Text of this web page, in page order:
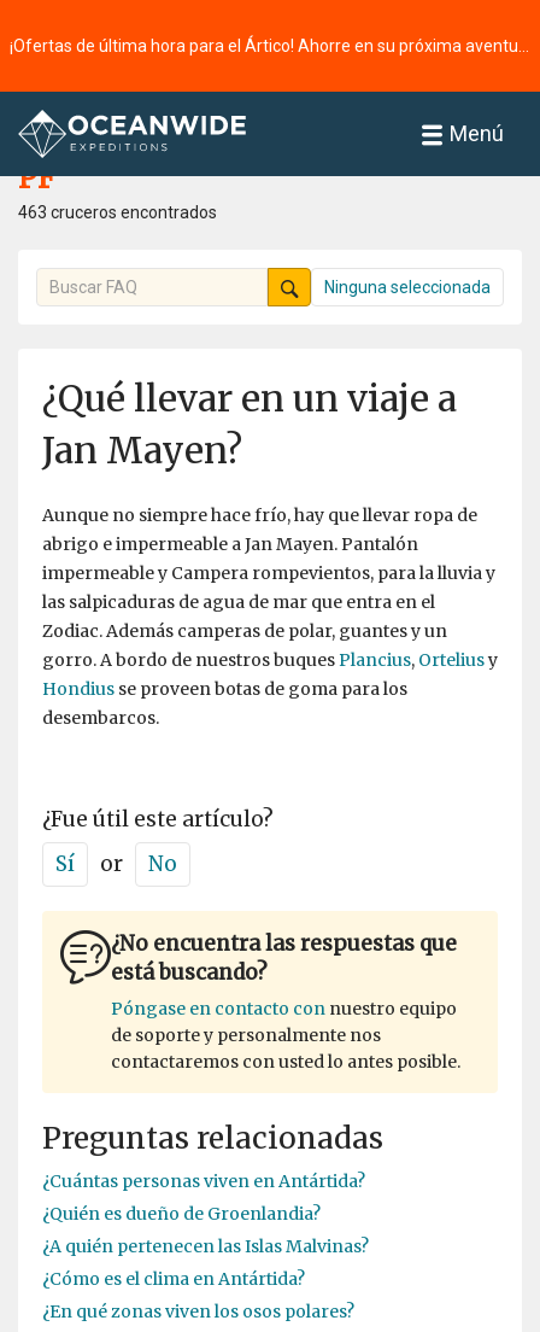
Menú
Página principal
PF
463 cruceros encontrados
Ninguna seleccionada
¿Qué llevar en un viaje a
Jan Mayen?
Aunque no siempre hace frío, hay que llevar ropa de
abrigo e impermeable a Jan Mayen. Pantalón
impermeable y Campera rompevientos, para la lluvia y
las salpicaduras de agua de mar que entra en el
Zodiac. Además camperas de polar, guantes y un
gorro. A bordo de nuestros buquesPlancius, Orteliusy
Hondius se proveen botas de goma para los
desembarcos.
¿Fue útil este artículo?
Sí
or No
¿No encuentra las respuestas que
está buscando?
Póngase en contacto con nuestro equipo
de soporte y personalmente nos
contactaremos con usted lo antes posible.
Preguntas relacionadas
¿Cuántas personas viven en Antártida?
¿Quién es dueño de Groenlandia?
¿A quién pertenecen las Islas Malvinas?
¿Cómo es el clima en Antártida?
¿En qué zonas viven los osos polares?